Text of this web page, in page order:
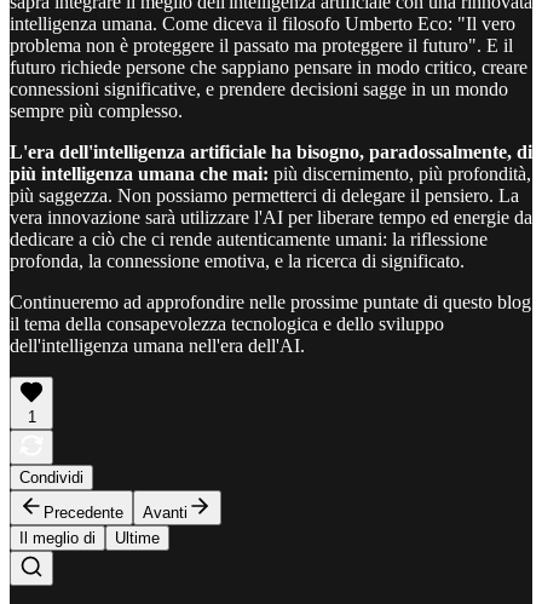
intelligenza umana. Come diceva il filosofo Umberto Eco: "Il vero
problema non è proteggere il passato ma proteggere il futuro". E il
futuro richiede persone che sappiano pensare in modo critico, creare
connessioni significative, e prendere decisioni sagge in un mondo
sempre più complesso.
L'era dell'intelligenza artificiale ha bisogno, paradossalmente, di
più intelligenza umana che mai: più discernimento, più profondità,
più saggezza. Non possiamo permetterci di delegare il pensiero. La
vera innovazione sarà utilizzare l'AI per liberare tempo ed energie da
dedicare a ciò che ci rende autenticamente umani: la riflessione
profonda, la connessione emotiva, e la ricerca di significato.
Continueremo ad approfondire nelle prossime puntate di questo blog
il tema della consapevolezza tecnologica e dello sviluppo
dell'intelligenza umana nell'era dell'AI.
1
Condividi
Precedente
Avanti
Il meglio di
Ultime